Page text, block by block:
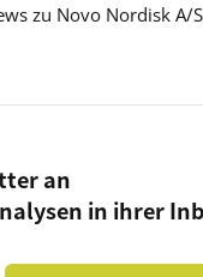
zu Novo Nordisk A/S
an
in ihrer